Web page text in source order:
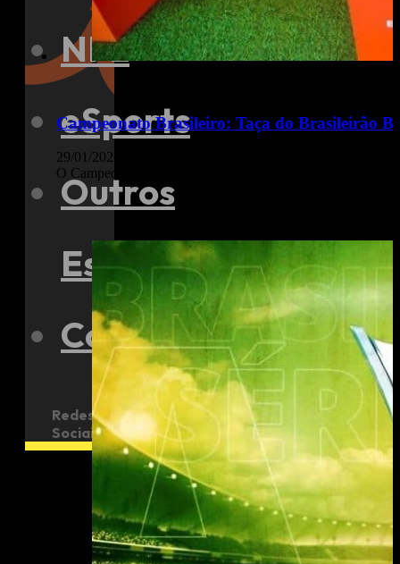
NFL
eSports
Outros
Esportes
Contato
Redes
Sociais
Campeonato Brasileiro: Taça do Brasileirão
29/01/2026
O Campeonato Brasileiro está na primeira rodada e os